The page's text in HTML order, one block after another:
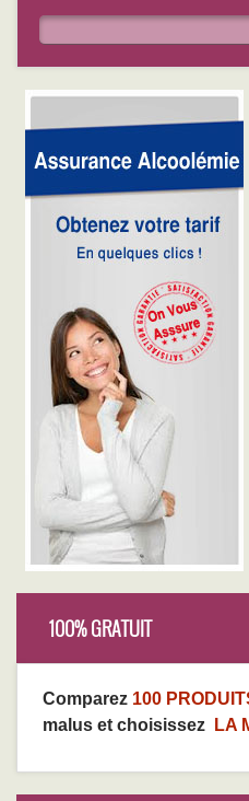
100% GRATUIT
Comparez 100
malus et choisissez
LA